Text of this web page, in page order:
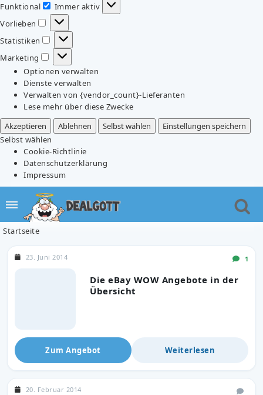
Funktional
Funktional
Immer aktiv
Vorlieben
Vorlieben
Statistiken
Statistiken
Marketing
Marketing
Optionen verwalten
Dienste verwalten
Verwalten von {vendor_count}-Lieferanten
Lese mehr über diese Zwecke
Akzeptieren
Ablehnen Selbst wählen
Einstellungen speichern
Selbst wählen
Cookie-Richtlinie
Datenschutzerklärung
Impressum
Startseite
Die eBay WOW Angebote in der
Übersicht
23. Juni 2014 1
Zum Angebot Weiterlesen
20. Februar 2014